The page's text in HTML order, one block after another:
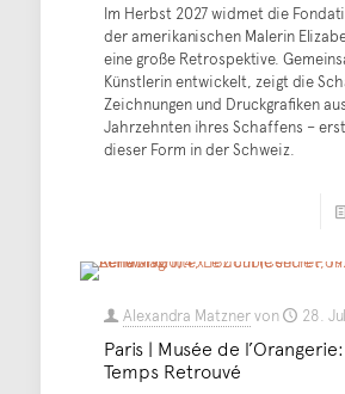
Im Herbst 2027 widmet die
der amerikanischen Malerin
eine große Retrospektive.
Künstlerin entwickelt, zeigt die
Zeichnungen und Druckgrafiken
Jahrzehnten ihres Schaffens –
dieser Form in der Schweiz.
Alexandra Matznervon 28.
Paris | Musée de
Temps Retrouvé